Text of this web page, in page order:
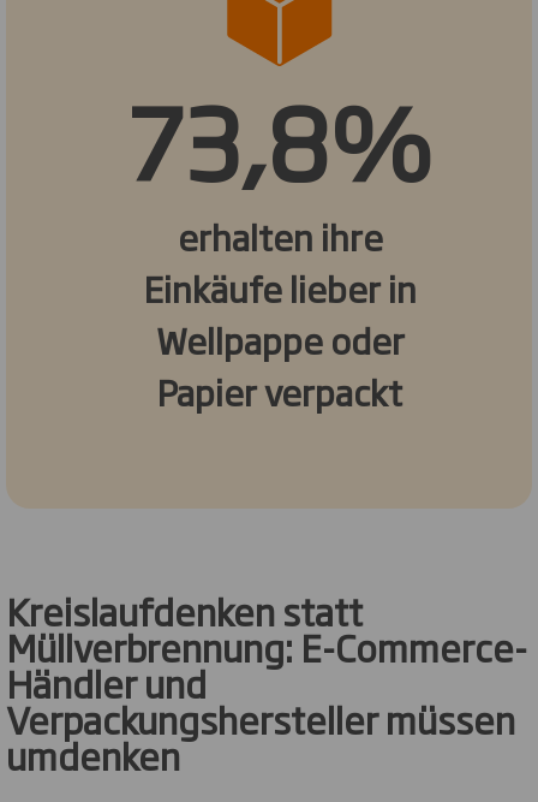
73,8%
erhalten ihre
Einkäufe lieber in
Wellpappe oder
Papier verpackt
Kreislaufdenken statt
Müllverbrennung: E-Commerce-
Händler und
Verpackungshersteller müssen
umdenken